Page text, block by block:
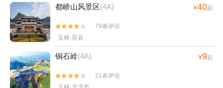
都峤山风景区(4A) ¥40起


79条评论
玉林·容县
铜石岭(4A) ¥9起


21条评论